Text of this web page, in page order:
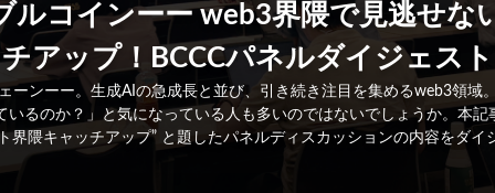
ルコインーー web3界隈で見逃せな
チアップ！BCCCパネルダイジェスト
ーンーー。生成AIの急成長と並び、引き続き注目を集めるweb3領域
いるのか？」と気になっている人も多いのではないでしょうか。本
界隈キャッチアップ” と題したパネルディスカッションの内容をダイ